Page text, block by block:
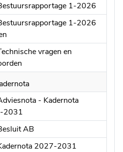
1-2026
1-2026
vragen en
- Kadernota
2031
AB
2027-2031